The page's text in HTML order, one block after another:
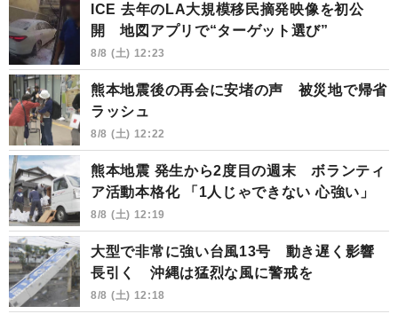
ICE 去年のLA大規模移民摘発映像を初公
開 地図アプリで“ターゲット選び”
8/8 (土) 12:23
熊本地震後の再会に安堵の声 被災地で帰省
ラッシュ
8/8 (土) 12:22
熊本地震 発生から2度目の週末 ボランティ
ア活動本格化 「1人じゃできない 心強い」
8/8 (土) 12:19
大型で非常に強い台風13号 動き遅く影響
長引く 沖縄は猛烈な風に警戒を
8/8 (土) 12:18